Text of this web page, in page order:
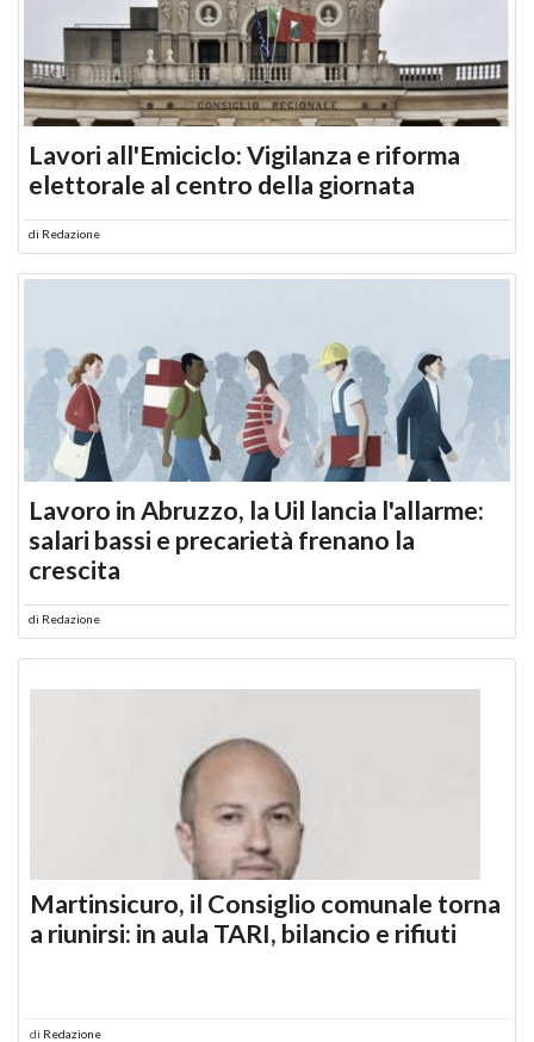
Lavori all'Emiciclo: Vigilanza e riforma
elettorale al centro della giornata
di Redazione
Lavoro in Abruzzo, la Uil lancia l'allarme:
salari bassi e precarietà frenano la
crescita
di Redazione
Martinsicuro, il Consiglio comunale torna
a riunirsi: in aula TARI, bilancio e rifiuti
di Redazione